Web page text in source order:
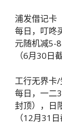
浦发借记卡
每日，叮咚
元随机减5-
（6月30日
工行无界卡/
每日，一二
封顶），日
（12月31日